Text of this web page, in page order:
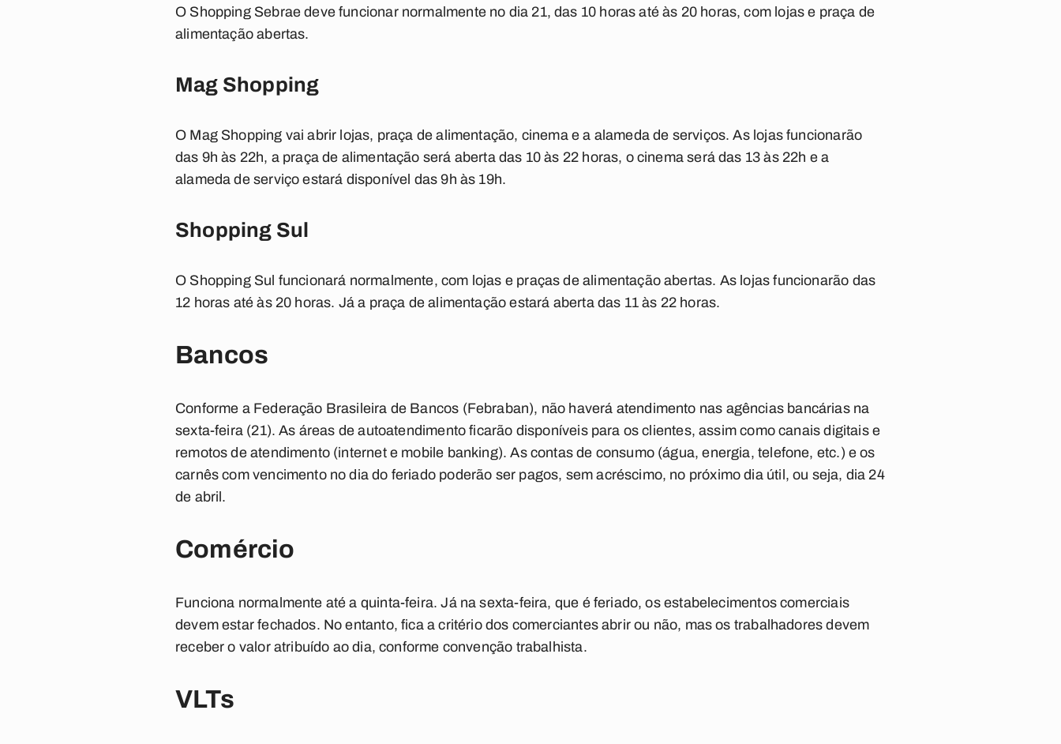
O Shopping Sebrae deve funcionar normalmente no dia 21, das 10 horas até às 20 horas, com lojas e praça de
alimentação abertas.
Mag Shopping
O Mag Shopping vai abrir lojas, praça de alimentação, cinema e a alameda de serviços. As lojas funcionarão
das 9h às 22h, a praça de alimentação será aberta das 10 às 22 horas, o cinema será das 13 às 22h e a
alameda de serviço estará disponível das 9h às 19h.
Shopping Sul
O Shopping Sul funcionará normalmente, com lojas e praças de alimentação abertas. As lojas funcionarão das
12 horas até às 20 horas. Já a praça de alimentação estará aberta das 11 às 22 horas.
Bancos
Conforme a Federação Brasileira de Bancos (Febraban), não haverá atendimento nas agências bancárias na
sexta-feira (21). As áreas de autoatendimento ficarão disponíveis para os clientes, assim como canais digitais e
remotos de atendimento (internet e mobile banking). As contas de consumo (água, energia, telefone, etc.) e os
carnês com vencimento no dia do feriado poderão ser pagos, sem acréscimo, no próximo dia útil, ou seja, dia 24
de abril.
Comércio
Funciona normalmente até a quinta-feira. Já na sexta-feira, que é feriado, os estabelecimentos comerciais
devem estar fechados. No entanto, fica a critério dos comerciantes abrir ou não, mas os trabalhadores devem
receber o valor atribuído ao dia, conforme convenção trabalhista.
VLTs